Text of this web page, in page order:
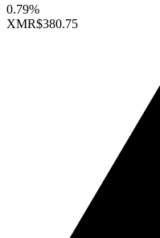
0.79%
XMR$380.75